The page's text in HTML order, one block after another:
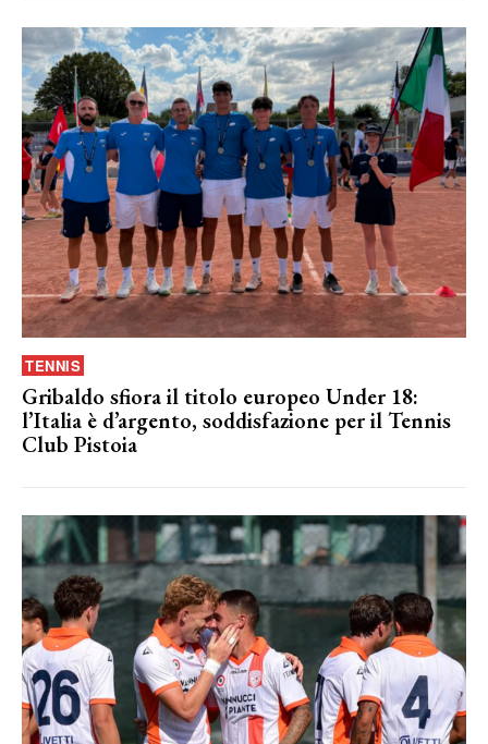
TENNIS
Gribaldo sfiora il titolo europeo Under 18:
l’Italia è d’argento, soddisfazione per il Tennis
Club Pistoia